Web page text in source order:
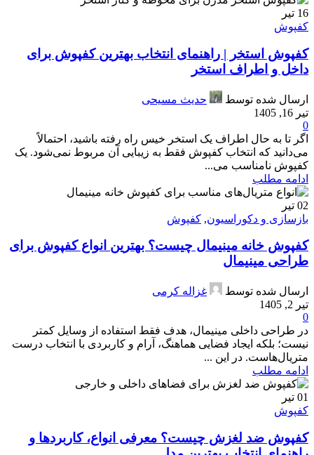
16 تیر
کفپوش
کفپوش استخر | راهنمای انتخاب بهترین کفپوش برای
داخل و اطراف استخر
ارسال شده توسط
حدیث مسیحی
تیر 16, 1405
0
اگر تا به حال اطراف یک استخر خیس راه رفته باشید، احتمالاً
می‌دانید که انتخاب کفپوش فقط به زیبایی آن مربوط نمی‌شود. یک
کفپوش نامناسب می‌...
ادامه مطلب
02 تیر
بازسازی و دکوراسیون, کفپوش
کفپوش خانه مینیمال چیست؟ بهترین انواع کفپوش برای
طراحی مینیمال
ارسال شده توسط
غزاله کرمی
تیر 2, 1405
0
در طراحی داخلی مینیمال، هدف فقط استفاده از وسایل کمتر
نیست؛ بلکه ایجاد فضایی هماهنگ، آرام و کاربردی با انتخاب درست
متریال‌هاست. در این ...
ادامه مطلب
01 تیر
کفپوش
کفپوش ضد لغزش چیست؟ معرفی انواع، کاربردها و